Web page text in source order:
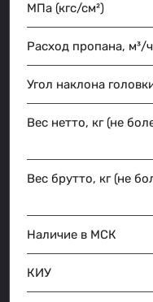
МПа (кгс/см²)
Расход пропана, м³/ч
Угол наклона
Вес нетто, кг (не
Вес брутто, кг (не
Наличие в МСК
КИУ